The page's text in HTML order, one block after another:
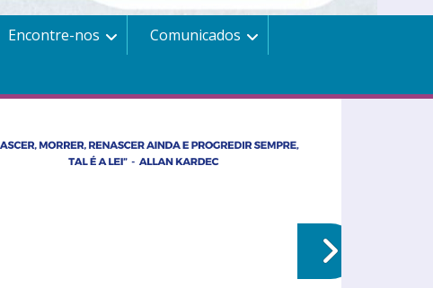
Encontre-nos
Comunicados